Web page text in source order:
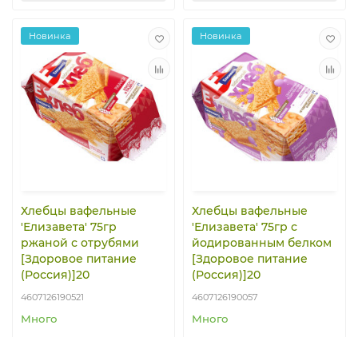
Новинка
Хлебцы вафельные
'Елизавета' 75гр
ржаной с отрубями
[Здоровое питание
(Россия)]20
4607126190521
Много
Новинка
Хлебцы вафельные
'Елизавета' 75гр с
йодированным белком
[Здоровое питание
(Россия)]20
4607126190057
Много